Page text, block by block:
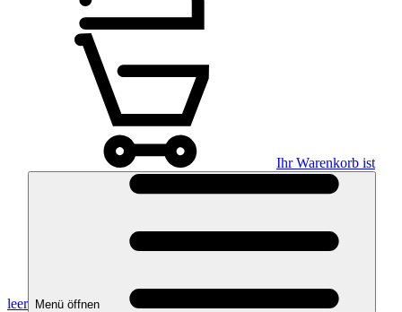
Ihr Warenkorb ist
leer Menü öffnen